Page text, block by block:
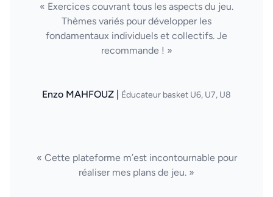
« Exercices couvrant tous les aspects du jeu.
Thèmes variés pour développer les
fondamentaux individuels et collectifs. Je
recommande ! »
Enzo MAHFOUZ | Éducateur basket U6, U7, U8
« Cette plateforme m’est incontournable pour
réaliser mes plans de jeu. »